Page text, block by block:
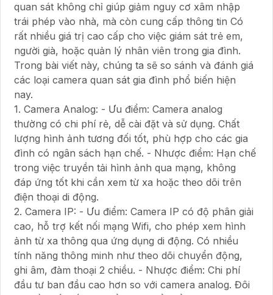
quan sát không chỉ giúp giảm nguy cơ xâm nhập
trái phép vào nhà, mà còn cung cấp thông tin Có
rất nhiều giá trị cao cấp cho việc giám sát trẻ em,
người già, hoặc quản lý nhân viên trong gia đình.
Trong bài viết này, chúng ta sẽ so sánh và đánh giá
các loại camera quan sát gia đình phổ biến hiện
nay.
1. Camera Analog: - Ưu điểm: Camera analog
thường có chi phí rẻ, dễ cài đặt và sử dụng. Chất
lượng hình ảnh tương đối tốt, phù hợp cho các gia
đình có ngân sách hạn chế. - Nhược điểm: Hạn chế
trong việc truyền tải hình ảnh qua mạng, không
đáp ứng tốt khi cần xem từ xa hoặc theo dõi trên
điện thoại di động.
2. Camera IP: - Ưu điểm: Camera IP có độ phân giải
cao, hỗ trợ kết nối mạng Wifi, cho phép xem hình
ảnh từ xa thông qua ứng dụng di động. Có nhiều
tính năng thông minh như theo dõi chuyển động,
ghi âm, đàm thoại 2 chiều. - Nhược điểm: Chi phí
đầu tư ban đầu cao hơn so với camera analog. Đôi